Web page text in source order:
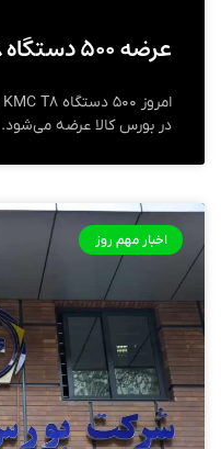
عرضه ۵۰۰ دستگاه KMC T ۸ در بورس کالا
در بورس کالا عرضه می‌شود.
اخبار مهم روز